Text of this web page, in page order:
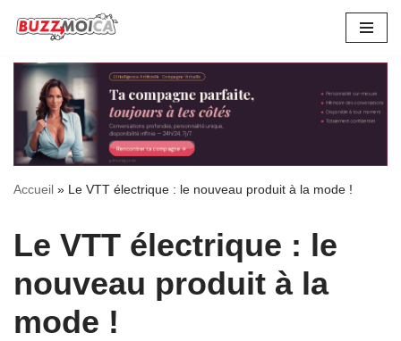
au
contenu
Accueil » Le VTT électrique : le nouveau produit à la mode !
Le VTT électrique : le
nouveau produit à la
mode !